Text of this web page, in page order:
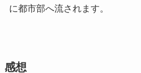
に都市部へ流されます。
感想